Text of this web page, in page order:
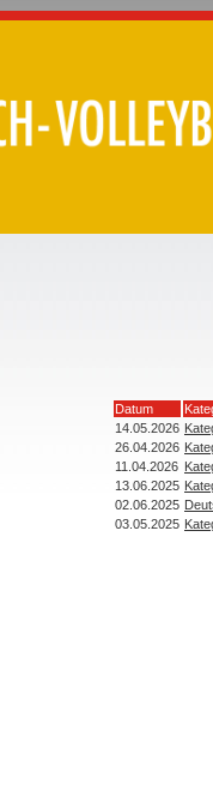
Datum
14.05.2026
26.04.2026
11.04.2026
13.06.2025
02.06.2025
03.05.2025